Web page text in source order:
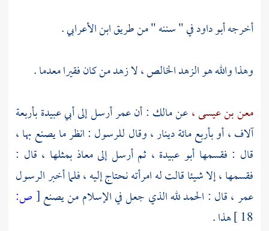
أخرجهأبو داودفي " سننه " من طريقابن الأعرابي.
وهذا والله هو الزهد الخالص ، لا زهد من كان فقيرا معدما .
معن بن عيسى ،عنمالك : أنعمرأرسل إلىأبي عبيدةبأربعة
آلاف ، أو بأربع مائة دينار ، وقال للرسول : انظر ما يصنع بها ،
قال : فقسمها أبو عبيدة ، ثم أرسل إلىمعاذ بمثلها ، قال :
فقسمها ، إلا شيئا قالت له امرأته نحتاج إليه ، فلما أخبر الرسول
عمر ،قال : الحمد لله الذي جعل في الإسلام من يصنع[ص:
18 ] هذا .